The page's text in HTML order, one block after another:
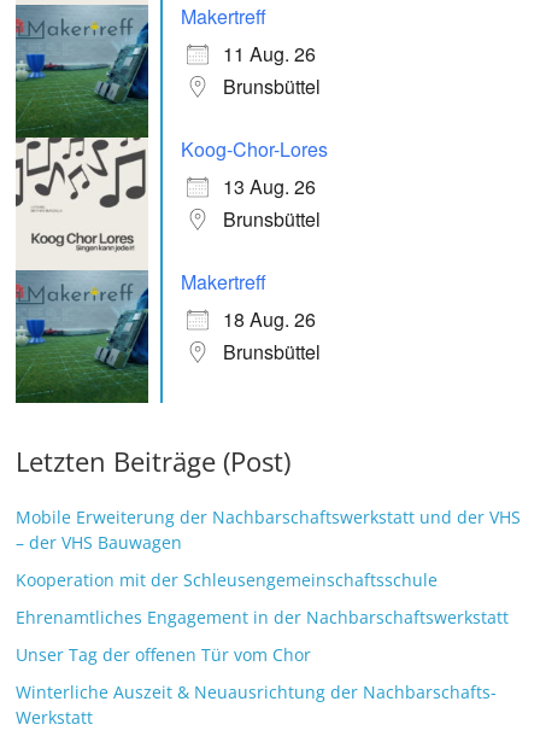
Makertreff
11 Aug. 26
Brunsbüttel
Koog-Chor-Lores
13 Aug. 26
Brunsbüttel
Makertreff
18 Aug. 26
Brunsbüttel
Letzten Beiträge (Post)
Mobile Erweiterung der Nachbarschaftswerkstatt und der VHS
– der VHS Bauwagen
Kooperation mit der Schleusengemeinschaftsschule
Ehrenamtliches Engagement in der Nachbarschaftswerkstatt
Unser Tag der offenen Tür vom Chor
Winterliche Auszeit & Neuausrichtung der Nachbarschafts-
Werkstatt